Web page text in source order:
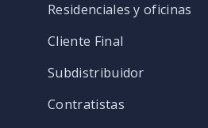
Residenciales y oficinas
Cliente Final
Subdistribuidor
Contratistas